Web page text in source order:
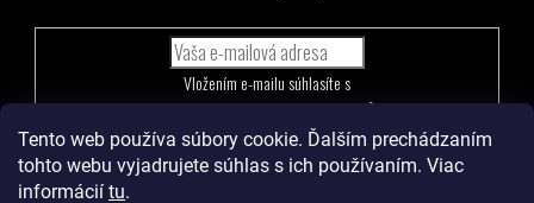
Tento web používa súbory cookie. Ďalším prechádzaním
tohto webu vyjadrujete súhlas s ich používaním. Viac
informácií tu.
podmienkami ochrany osobných údajov
PRIHLÁSIŤ